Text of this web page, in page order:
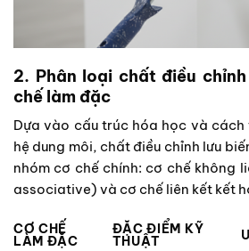
2. Phân loại chất điều
chế làm đặc
Dựa vào cấu trúc hóa học và
hệ dung môi, chất điều chỉnh lưu
nhóm cơ chế chính: cơ chế không
associative) và cơ chế liên kết kết
CƠ CHẾ
LÀM ĐẶC
ĐẶC ĐIỂM KỸ
THUẬT